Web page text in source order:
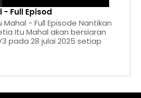
Full Episod
- Full Episode Nantikan
Itu Mahal akan bersiaran
pada 28 julai 2025 setiap